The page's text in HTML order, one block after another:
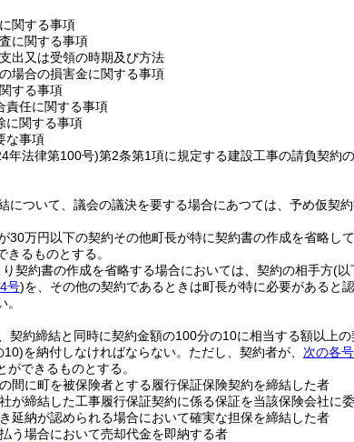
関する事項
に関する事項
出又は受領の時期及び方法
場合の損害金に関する事項
する事項
責任に関する事項
に関する事項
な事項
年法律第100号)第2条第1項に規定する建設工事の請負契約の
について、議会の議決を要する場合にあつては、予め仮契
30万円以下の契約その他町長が特に契約書の作成を省略し
きるものとする。
契約書の作成を省略する場合においては、契約の相手方(以
号)を、その他の契約であるときは町長が特に必要があると
契約締結と同時に契約金額の100分の10に相当する額以上の
10)を納付しなければならない。 ただし、契約者が、 次の各号
ができるものとする。
間に町を被保険者とする履行保証保険契約を締結した者
が締結した工事履行保証契約に係る保証を当該保険会社に
延納が認められる場合において確実な担保を締結した者
う場合において売却代金を即納する者